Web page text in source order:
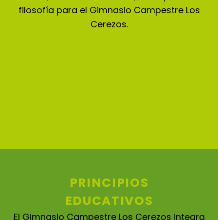
filosofía para el Gimnasio Campestre Los
Cerezos.
PRINCIPIOS
EDUCATIVOS
El Gimnasio Campestre Los Cerezos integra